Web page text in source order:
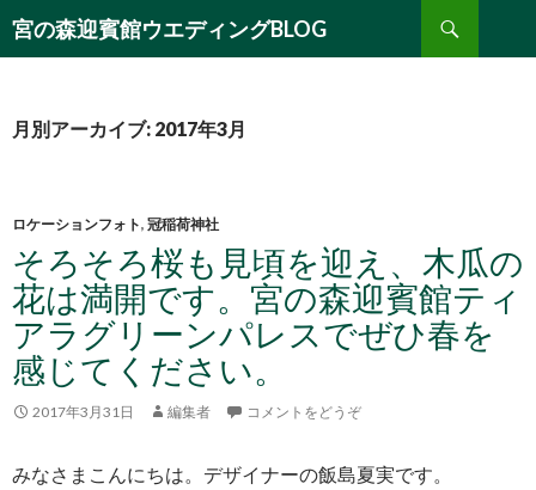
宮の森迎賓館ウエディングBLOG
検
索
ン
動
月別アーカイブ: 2017年3月
ロケーションフォト, 冠稲荷神社
そろそろ桜も見頃を迎え、木瓜の
花は満開です。宮の森迎賓館ティ
アラグリーンパレスでぜひ春を
感じてください。
2017年3月31日 編集者 コメントをどうぞ
みなさまこんにちは。デザイナーの飯島夏実です。